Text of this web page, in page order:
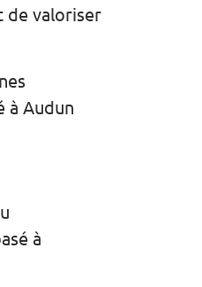
de valoriser
à Audun
à